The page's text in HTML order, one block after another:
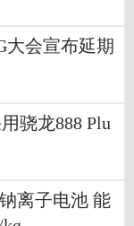
大会宣布延期
骁龙888 Plu
离子电池 能